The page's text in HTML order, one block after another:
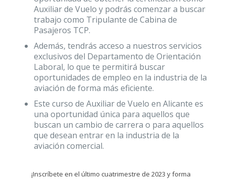
Auxiliar de Vuelo y podrás comenzar a buscar
trabajo como Tripulante de Cabina de
Pasajeros TCP.
Además, tendrás acceso a nuestros servicios
exclusivos del Departamento de Orientación
Laboral, lo que te permitirá buscar
oportunidades de empleo en la industria de la
aviación de forma más eficiente.
Este curso de Auxiliar de Vuelo en Alicante es
una oportunidad única para aquellos que
buscan un cambio de carrera o para aquellos
que desean entrar en la industria de la
aviación comercial.
¡Inscríbete en el último cuatrimestre de 2023 y forma